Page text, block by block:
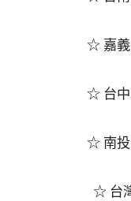
☆ 嘉義
☆ 台中
☆ 南投
☆ 台